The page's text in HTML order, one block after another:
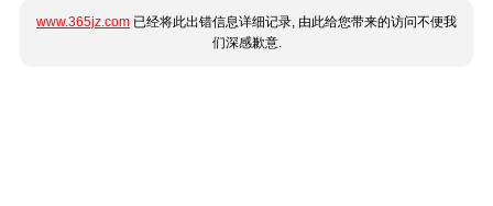
www.365jz.com 已经将此出错信息详细记录, 由此给您带来的访问不便我
们深感歉意.